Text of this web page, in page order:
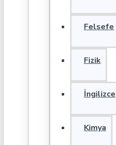
Felsefe
Fizik
İngilizce
Kimya